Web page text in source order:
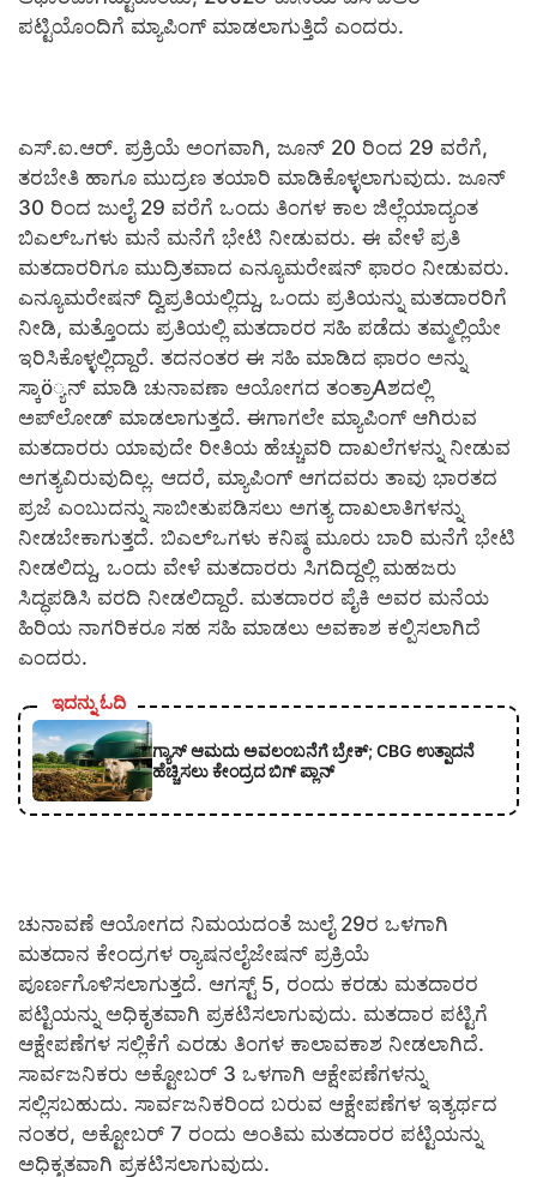
ಪಟ್ಟಿಯೊಂದಿಗೆ ಮ್ಯಾಪಿಂಗ್ ಮಾಡಲಾಗುತ್ತಿದೆ ಎಂದರು.
ಎಸ್.ಐ.ಆರ್. ಪ್ರಕ್ರಿಯೆ ಅಂಗವಾಗಿ, ಜೂನ್ 20 ರಿಂದ 29 ವರೆಗೆ,
ತರಬೇತಿ ಹಾಗೂ ಮುದ್ರಣ ತಯಾರಿ ಮಾಡಿಕೊಳ್ಳಲಾಗುವುದು. ಜೂನ್
30 ರಿಂದ ಜುಲೈ 29 ವರೆಗೆ ಒಂದು ತಿಂಗಳ ಕಾಲ ಜಿಲ್ಲೆಯಾದ್ಯಂತ
ಬಿಎಲ್‌ಒಗಳು ಮನೆ ಮನೆಗೆ ಭೇಟಿ ನೀಡುವರು. ಈ ವೇಳೆ ಪ್ರತಿ
ಮತದಾರರಿಗೂ ಮುದ್ರಿತವಾದ ಎನ್ಯೂಮರೇಷನ್ ಫಾರಂ ನೀಡುವರು.
ಎನ್ಯೂಮರೇಷನ್ ದ್ವಿಪ್ರತಿಯಲ್ಲಿದ್ದು, ಒಂದು ಪ್ರತಿಯನ್ನು ಮತದಾರರಿಗೆ
ನೀಡಿ, ಮತ್ತೊಂದು ಪ್ರತಿಯಲ್ಲಿ ಮತದಾರರ ಸಹಿ ಪಡೆದು ತಮ್ಮಲ್ಲಿಯೇ
ಇರಿಸಿಕೊಳ್ಳಲ್ಲಿದ್ದಾರೆ. ತದನಂತರ ಈ ಸಹಿ ಮಾಡಿದ ಫಾರಂ ಅನ್ನು
ಸ್ಕಾö್ಯನ್ ಮಾಡಿ ಚುನಾವಣಾ ಆಯೋಗದ ತಂತ್ರಾAಶದಲ್ಲಿ
ಅಪ್‌ಲೋಡ್ ಮಾಡಲಾಗುತ್ತದೆ. ಈಗಾಗಲೇ ಮ್ಯಾಪಿಂಗ್ ಆಗಿರುವ
ಮತದಾರರು ಯಾವುದೇ ರೀತಿಯ ಹೆಚ್ಚುವರಿ ದಾಖಲೆಗಳನ್ನು ನೀಡುವ
ಅಗತ್ಯವಿರುವುದಿಲ್ಲ. ಆದರೆ, ಮ್ಯಾಪಿಂಗ್ ಆಗದವರು ತಾವು ಭಾರತದ
ಪ್ರಜೆ ಎಂಬುದನ್ನು ಸಾಬೀತುಪಡಿಸಲು ಅಗತ್ಯ ದಾಖಲಾತಿಗಳನ್ನು
ನೀಡಬೇಕಾಗುತ್ತದೆ. ಬಿಎಲ್‌ಒಗಳು ಕನಿಷ್ಠ ಮೂರು ಬಾರಿ ಮನೆಗೆ ಭೇಟಿ
ನೀಡಲಿದ್ದು, ಒಂದು ವೇಳೆ ಮತದಾರರು ಸಿಗದಿದ್ದಲ್ಲಿ ಮಹಜರು
ಸಿದ್ಧಪಡಿಸಿ ವರದಿ ನೀಡಲಿದ್ದಾರೆ. ಮತದಾರರ ಪೈಕಿ ಅವರ ಮನೆಯ
ಹಿರಿಯ ನಾಗರಿಕರೂ ಸಹ ಸಹಿ ಮಾಡಲು ಅವಕಾಶ ಕಲ್ಪಿಸಲಾಗಿದೆ
ಎಂದರು.
ಇದನ್ನು ಓದಿ
ಗ್ಯಾಸ್ ಆಮದು ಅವಲಂಬನೆಗೆ ಬ್ರೇಕ್; CBG ಉತ್ಪಾದನೆ
ಹೆಚ್ಚಿಸಲು ಕೇಂದ್ರದ ಬಿಗ್ ಪ್ಲಾನ್
ಚುನಾವಣೆ ಆಯೋಗದ ನಿಮಯದಂತೆ ಜುಲೈ 29ರ ಒಳಗಾಗಿ
ಮತದಾನ ಕೇಂದ್ರಗಳ ರ‍್ಯಾಷನಲೈಜೇಷನ್ ಪ್ರಕ್ರಿಯೆ
ಪೂರ್ಣಗೊಳಿಸಲಾಗುತ್ತದೆ. ಆಗಸ್ಟ್ 5, ರಂದು ಕರಡು ಮತದಾರರ
ಪಟ್ಟಿಯನ್ನು ಅಧಿಕೃತವಾಗಿ ಪ್ರಕಟಿಸಲಾಗುವುದು. ಮತದಾರ ಪಟ್ಟಿಗೆ
ಆಕ್ಷೇಪಣೆಗಳ ಸಲ್ಲಿಕೆಗೆ ಎರಡು ತಿಂಗಳ ಕಾಲಾವಕಾಶ ನೀಡಲಾಗಿದೆ.
ಸಾರ್ವಜನಿಕರು ಅಕ್ಟೋಬರ್ 3 ಒಳಗಾಗಿ ಆಕ್ಷೇಪಣೆಗಳನ್ನು
ಸಲ್ಲಿಸಬಹುದು. ಸಾರ್ವಜನಿಕರಿಂದ ಬರುವ ಆಕ್ಷೇಪಣೆಗಳ ಇತ್ಯರ್ಥದ
ನಂತರ, ಅಕ್ಟೋಬರ್ 7 ರಂದು ಅಂತಿಮ ಮತದಾರರ ಪಟ್ಟಿಯನ್ನು
ಅಧಿಕೃತವಾಗಿ ಪ್ರಕಟಿಸಲಾಗುವುದು.